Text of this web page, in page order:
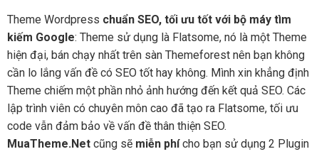
Theme Wordpress chuẩn SEO, tối ưu tốt với bộ máy tìm
kiếm Google: Theme sử dụng là Flatsome, nó là một Theme
hiện đại, bán chạy nhất trên sàn Themeforest nên bạn không
cần lo lắng vấn đề có SEO tốt hay không. Mình xin khẳng định
Theme chiếm một phần nhỏ ảnh hướng đến kết quả SEO. Các
lập trình viên có chuyên môn cao đã tạo ra Flatsome, tối ưu
code vẫn đảm bảo về vấn đề thân thiện SEO.
MuaTheme.Net cũng sẽ miễn phícho bạn sử dụng 2 Plugin